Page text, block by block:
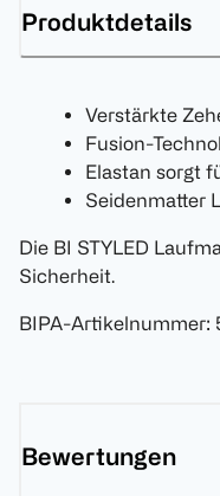
Produktdetails
Verstärkte
Fusion-
Elastan sorgt
Seidenmatter
Die BI STYLED
Sicherheit.
BIPA-Artikelnummer:
Bewertungen